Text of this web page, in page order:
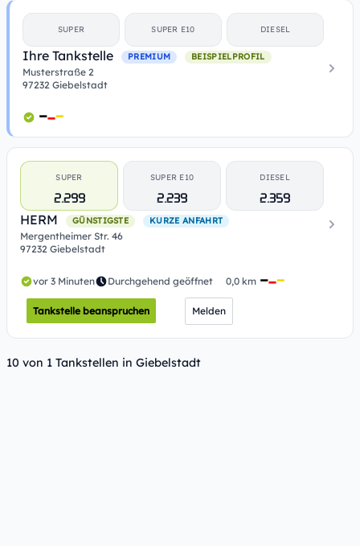
SUPER SUPER E10 DIESEL
Ihre Tankstelle PREMIUM BEISPIELPROFIL
Musterstraße 2
97232 Giebelstadt
SUPER
2.299
SUPER E10
2.239
DIESEL
2.359
HERM
GÜNSTIGSTE KURZE ANFAHRT
Mergentheimer Str. 46
97232 Giebelstadt
vor 3 Minuten Durchgehend geöffnet 0,0 km
Tankstelle beanspruchen Melden
10 von 1 Tankstellen in Giebelstadt